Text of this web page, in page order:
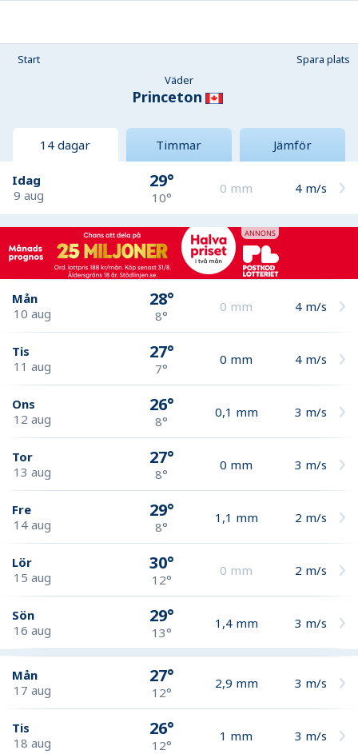
Start
Spara plats
Väder
Princeton
14 dagar Timmar Jämför
Idag
9 aug
29°
10°
0 mm 4 m/s
Mån
10 aug
28°
8°
0 mm 4 m/s
Tis
11 aug
27°
7°
0 mm 4 m/s
Ons
12 aug
26°
8°
0,1 mm 3 m/s
Tor
13 aug
27°
8°
0 mm 3 m/s
Fre
14 aug
29°
8°
1,1 mm 2 m/s
Lör
15 aug
30°
12°
0 mm 2 m/s
Sön
16 aug
29°
13°
1,4 mm 3 m/s
Mån
17 aug
27°
12°
2,9 mm 3 m/s
Tis
18 aug
26°
12°
1 mm 3 m/s